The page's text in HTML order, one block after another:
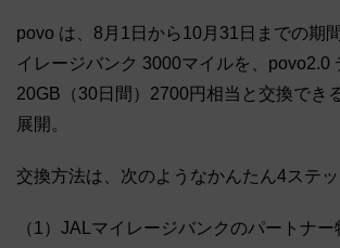
povo は、8月1日から10月31日までの期
イレージバンク 3000マイルを、povo2.0
20GB（30日間）2700円相当と交換でき
展開。
交換方法は、次のようなかんたん4ステッ
（1）JALマイレージバンクのパートナ